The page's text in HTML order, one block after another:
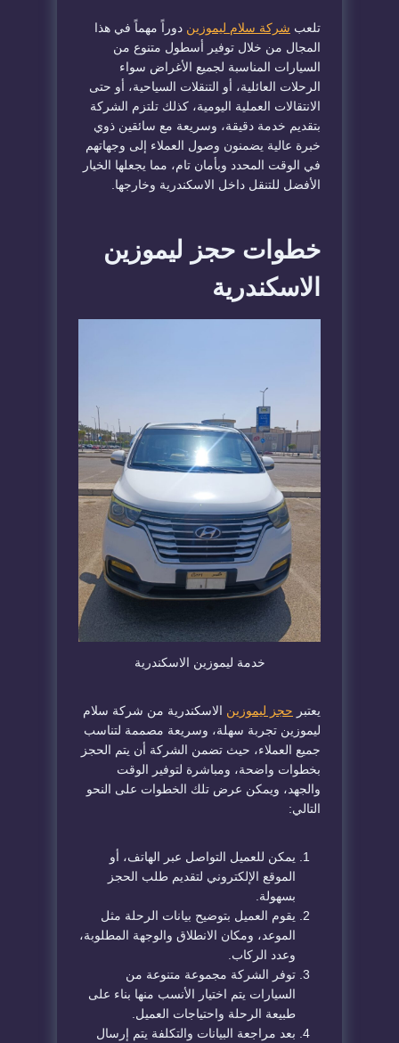
تلعب شركة سلام ليموزين دوراً مهماً في هذا
المجال من خلال توفير أسطول متنوع من
السيارات المناسبة لجميع الأغراض سواء
الرحلات العائلية، أو التنقلات السياحية، أو حتى
الانتقالات العملية اليومية، كذلك تلتزم الشركة
بتقديم خدمة دقيقة، وسريعة مع سائقين ذوي
خبرة عالية يضمنون وصول العملاء إلى وجهاتهم
في الوقت المحدد وبأمان تام، مما يجعلها الخيار
الأفضل للتنقل داخل الاسكندرية وخارجها.
خطوات حجز ليموزين
الاسكندرية
خدمة ليموزين الاسكندرية
يعتبر حجز ليموزين الاسكندرية من شركة سلام
ليموزين تجربة سهلة، وسريعة مصممة لتناسب
جميع العملاء، حيث تضمن الشركة أن يتم الحجز
بخطوات واضحة، ومباشرة لتوفير الوقت
والجهد، ويمكن عرض تلك الخطوات على النحو
التالي:
يمكن للعميل التواصل عبر الهاتف، أو
الموقع الإلكتروني لتقديم طلب الحجز
بسهولة.
يقوم العميل بتوضيح بيانات الرحلة مثل
الموعد، ومكان الانطلاق والوجهة المطلوبة،
وعدد الركاب.
توفر الشركة مجموعة متنوعة من
السيارات يتم اختيار الأنسب منها بناء على
طبيعة الرحلة واحتياجات العميل.
بعد مراجعة البيانات والتكلفة يتم إرسال